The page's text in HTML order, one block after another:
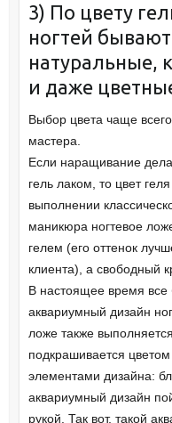
3) По цвету
ногтей
натуральные,
и даже
Выбор цвета чаще
мастера.
Если наращивание
гель лаком, то цвет
выполнении
маникюра ногтевое
гелем (его оттенок
клиента), а свободный
В настоящее время все
аквариумный дизайн
ложе также
подкрашивается
элементами дизайна:
аквариумный дизайн
рукой. Так вот, такой